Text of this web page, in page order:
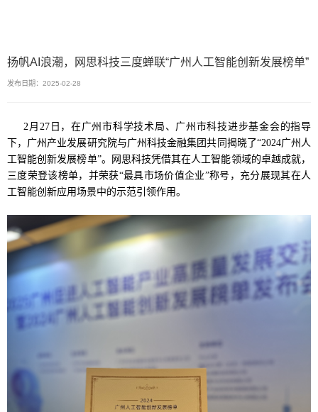
扬帆AI浪潮，网思科技三度蝉联“广州人工智能创新发展榜单”
发布日期：2025-02-28
2月27日，在广州市科学技术局、广州市科技进步基金会的指导
下，广州产业发展研究院与广州科技金融集团共同揭晓了“2024广州人
工智能创新发展榜单”。网思科技凭借其在人工智能领域的卓越成就，
三度荣登该榜单，并荣获“最具市场价值企业”称号，充分展现其在人
工智能创新应用场景中的示范引领作用。